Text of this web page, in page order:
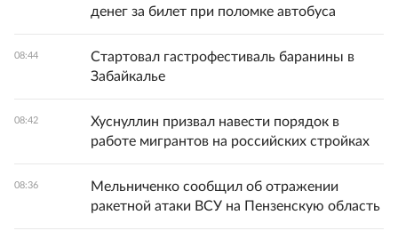
денег за билет при поломке автобуса
08:44
Стартовал гастрофестиваль баранины в
Забайкалье
08:42
Хуснуллин призвал навести порядок в
работе мигрантов на российских стройках
08:36
Мельниченко сообщил об отражении
ракетной атаки ВСУ на Пензенскую область